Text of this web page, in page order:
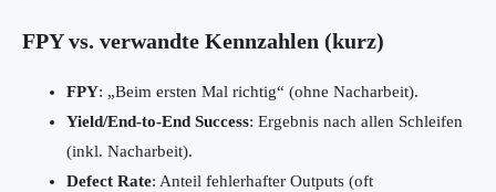
FPY vs. verwandte Kennzahlen (kurz)
FPY: „Beim ersten Mal richtig“ (ohne Nacharbeit).
Yield/End-to-End Success: Ergebnis nach allen Schleifen
(inkl. Nacharbeit).
Defect Rate: Anteil fehlerhafter Outputs (oft